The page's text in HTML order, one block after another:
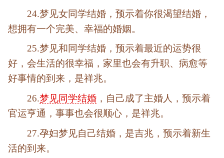
24.梦见女同学结婚，预示着你很渴望结婚，
想拥有一个完美、幸福的婚姻。
25.梦见和同学结婚，预示着最近的运势很
好，会生活的很幸福，家里也会有升职、病愈等
好事情的到来，是祥兆。
26.梦见同学结婚 ，自己成了主婚人，预示着
官运亨通，事事也会很顺心，是祥兆。
27.孕妇梦见自己结婚，是吉兆，预示着新生
活的到来。